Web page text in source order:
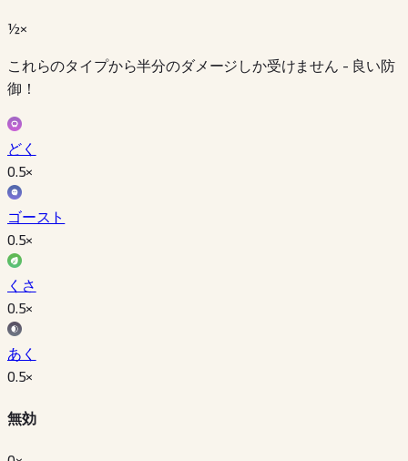
½×
これらのタイプから半分のダメージしか受けません - 良い防
御！
どく
0.5×
ゴースト
0.5×
くさ
0.5×
あく
0.5×
無効